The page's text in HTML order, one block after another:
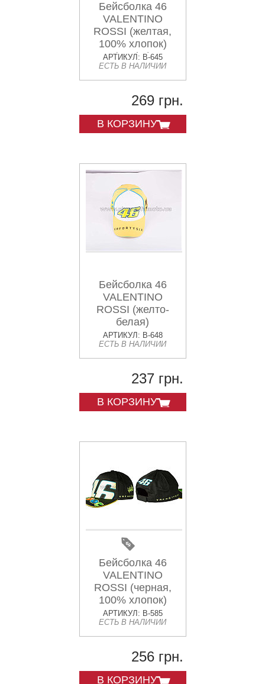
Бейсболка 46
VALENTINO
ROSSI (желтая,
100% хлопок)
(mod:2)
АРТИКУЛ: B-645
ЕСТЬ В НАЛИЧИИ
269 грн.
В КОРЗИНУ
Бейсболка 46
VALENTINO
ROSSI (желто-
белая)
АРТИКУЛ: B-648
ЕСТЬ В НАЛИЧИИ
237 грн.
В КОРЗИНУ
Бейсболка 46
VALENTINO
ROSSI (черная,
100% хлопок)
АРТИКУЛ: B-585
ЕСТЬ В НАЛИЧИИ
256 грн.
В КОРЗИНУ